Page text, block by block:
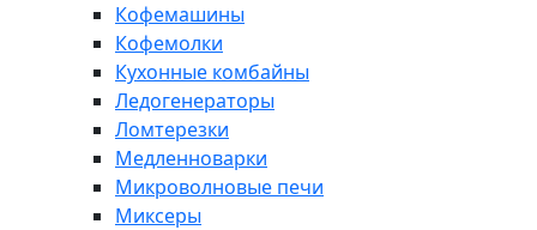
Кофемашины
Кофемолки
Кухонные комбайны
Ледогенераторы
Ломтерезки
Медленноварки
Микроволновые печи
Миксеры